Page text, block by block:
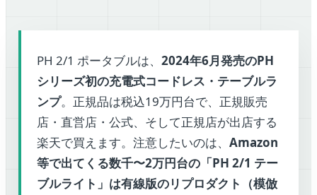
PH 2/1 ポータブルは、 2024年6月発売のPH
シリーズ初の充電式コードレス・テーブルラ
ンプ。正規品は税込19万円台で、正規販売
店・直営店・公式、そして正規店が出店する
楽天で買えます。注意したいのは、 Amazon
等で出てくる数千〜2万円台の「PH 2/1 テー
ブルライト」は有線版のリプロダクト（模倣